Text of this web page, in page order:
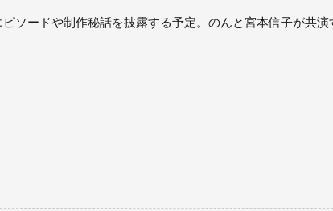
ソードや制作秘話を披露する予定。のんと宮本信子が共演